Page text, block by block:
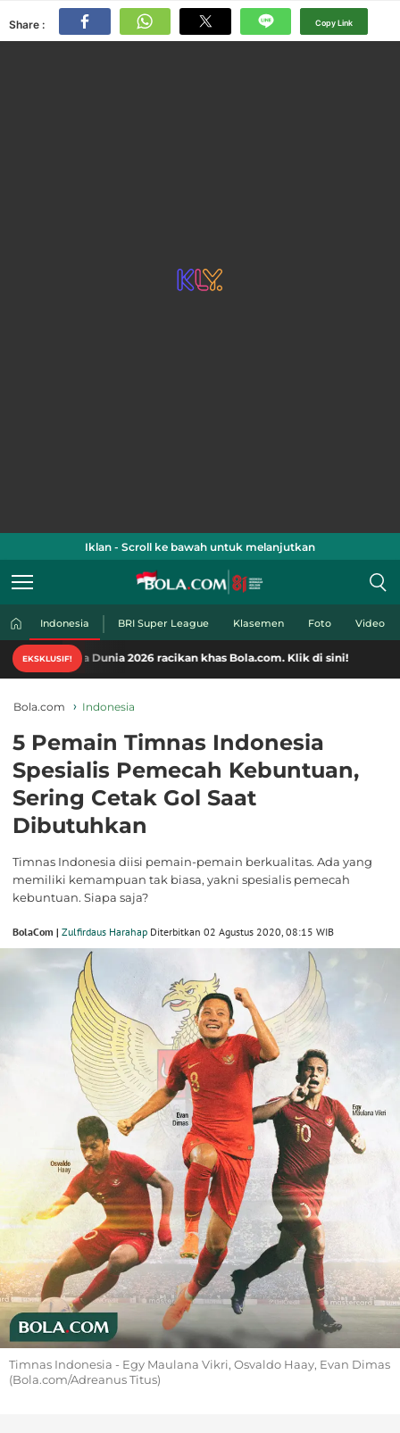
Share : Copy Link
Iklan - Scroll ke bawah untuk melanjutkan
Indonesia BRI Super League Klasemen Foto Video
EKSKLUSIF!
2026 racikan khas Bola.com. Klik di sini!
Bola.com Indonesia
5 Pemain Timnas Indonesia
Spesialis Pemecah Kebuntuan,
Sering Cetak Gol Saat
Dibutuhkan
Timnas Indonesia diisi pemain-pemain berkualitas. Ada yang
memiliki kemampuan tak biasa, yakni spesialis pemecah
kebuntuan. Siapa saja?
BolaCom | Zulfirdaus Harahap Diterbitkan 02 Agustus 2020, 08:15 WIB
Timnas Indonesia - Egy Maulana Vikri, Osvaldo Haay, Evan Dimas
(Bola.com/Adreanus Titus)